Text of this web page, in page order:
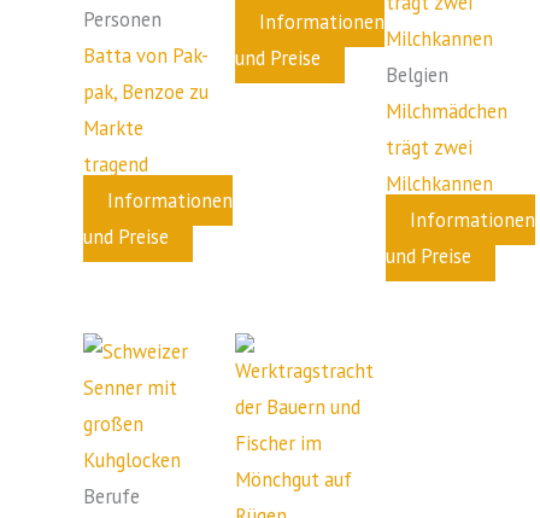
Personen
Batta von Pak-
pak, Benzoe zu
Markte
tragend
Informationen
und Preise
Informationen
und Preise
Belgien
Milchmädchen
trägt zwei
Milchkannen
Informationen
und Preise
Berufe